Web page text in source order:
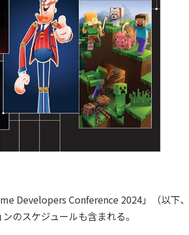
Developers Conference 2024」（以下、
のスケジュールも含まれる。